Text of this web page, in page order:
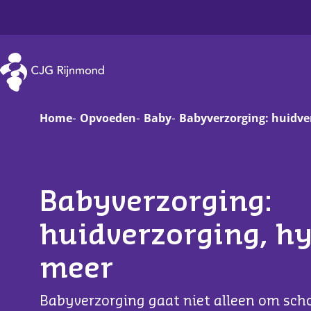
CJG Rijnmond
Baby
Peuter
Jongere
Home Opvoeden Baby Babyverzorging:
Babyverzorging:
huidverzorging,
meer
Babyverzorging gaat niet alleen om